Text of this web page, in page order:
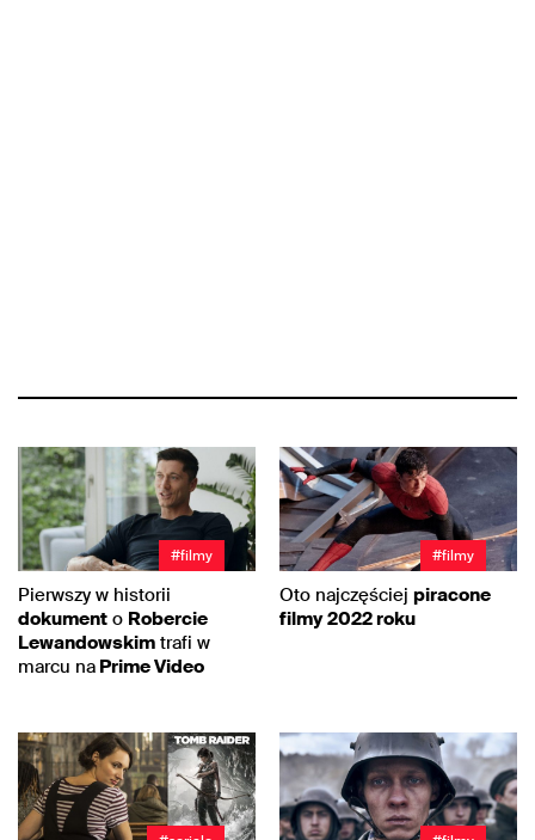
#filmy
Pierwszy w historii
dokument o Robercie
Lewandowskim trafi w
marcu na Prime Video
#filmy
Oto najczęściej piracone
filmy 2022 roku